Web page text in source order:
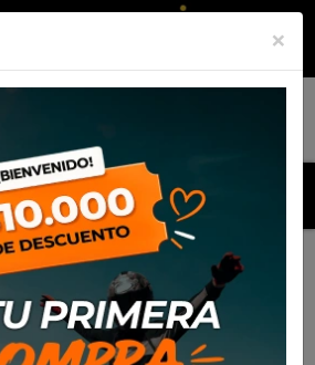
Slider Ixon Race 2.0
×